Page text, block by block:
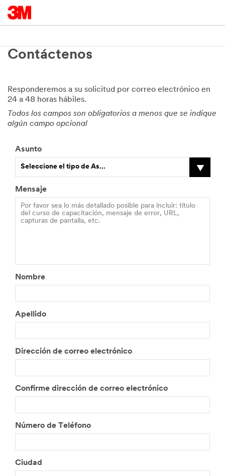
Contáctenos
Responderemos a su solicitud por correo electrónico en
24 a 48 horas hábiles.
Todos los campos son obligatorios a menos que se indique
algún campo opcional
Asunto
Seleccione el tipo de As...
Mensaje
Nombre
Apellido
Dirección de correo electrónico
Confirme dirección de correo electrónico
Número de Teléfono
Ciudad